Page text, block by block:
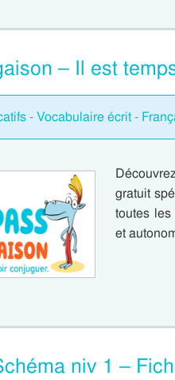
– Il est
- Vocabulaire écrit -
gratuit
toutes
et
niv 1 –